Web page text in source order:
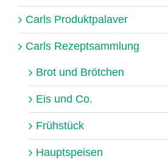
Carls Produktpalaver
Carls Rezeptsammlung
Brot und Brötchen
Eis und Co.
Frühstück
Hauptspeisen